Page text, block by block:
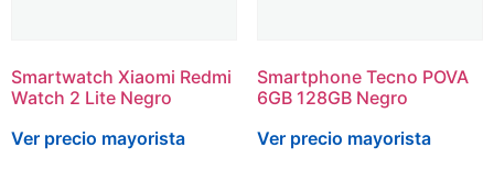
Smartwatch Xiaomi Redmi
Watch 2 Lite Negro
Ver precio mayorista
Smartphone Tecno POVA
6GB 128GB Negro
Ver precio mayorista